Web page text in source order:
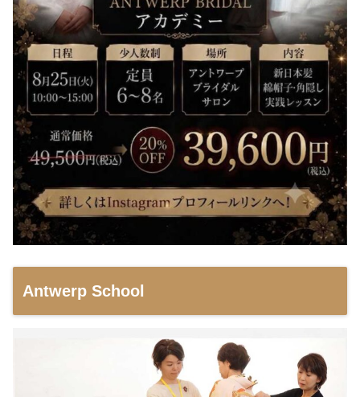
Antwerp School